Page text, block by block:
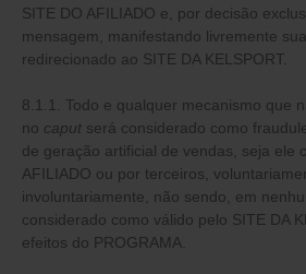
SITE DO AFILIADO e, por decisão
mensagem, manifestando livremente
redirecionado ao SITE DA KELSPORT.
8.1.1. Todo e qualquer mecanismo que
no caput será considerado como
de geração artificial de vendas, seja ele
AFILIADO ou por terceiros,
involuntariamente, não sendo, em
considerado como válido pelo SITE DA
efeitos do PROGRAMA.